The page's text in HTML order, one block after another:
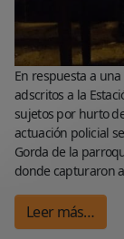
En respuesta a
adscritos a la
sujetos por hurto
actuación policial
Gorda de la
donde capturaron
Leer más…